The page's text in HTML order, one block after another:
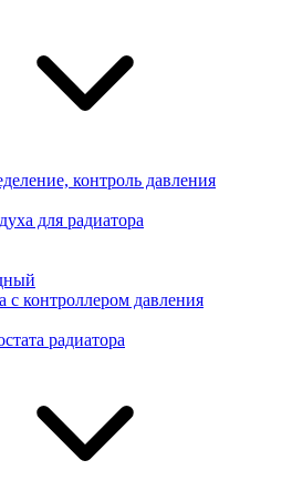
контроль давления
для радиатора
с контроллером давления
радиатора